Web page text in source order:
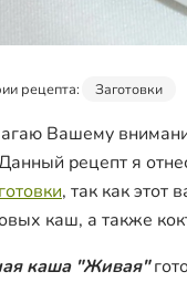
рецепта: Заготовки
Вашему
рецепт я
, так как этот
каш, а также
каша "Живая"